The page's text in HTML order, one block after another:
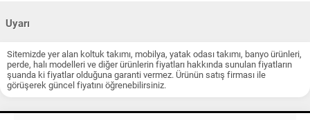
Uyarı
Sitemizde yer alan koltuk takımı, mobilya, yatak odası takımı, banyo ürünleri,
perde, halı modelleri ve diğer ürünlerin fiyatları hakkında sunulan fiyatların
şuanda ki fiyatlar olduğuna garanti vermez. Ürünün satış firması ile
görüşerek güncel fiyatını öğrenebilirsiniz.